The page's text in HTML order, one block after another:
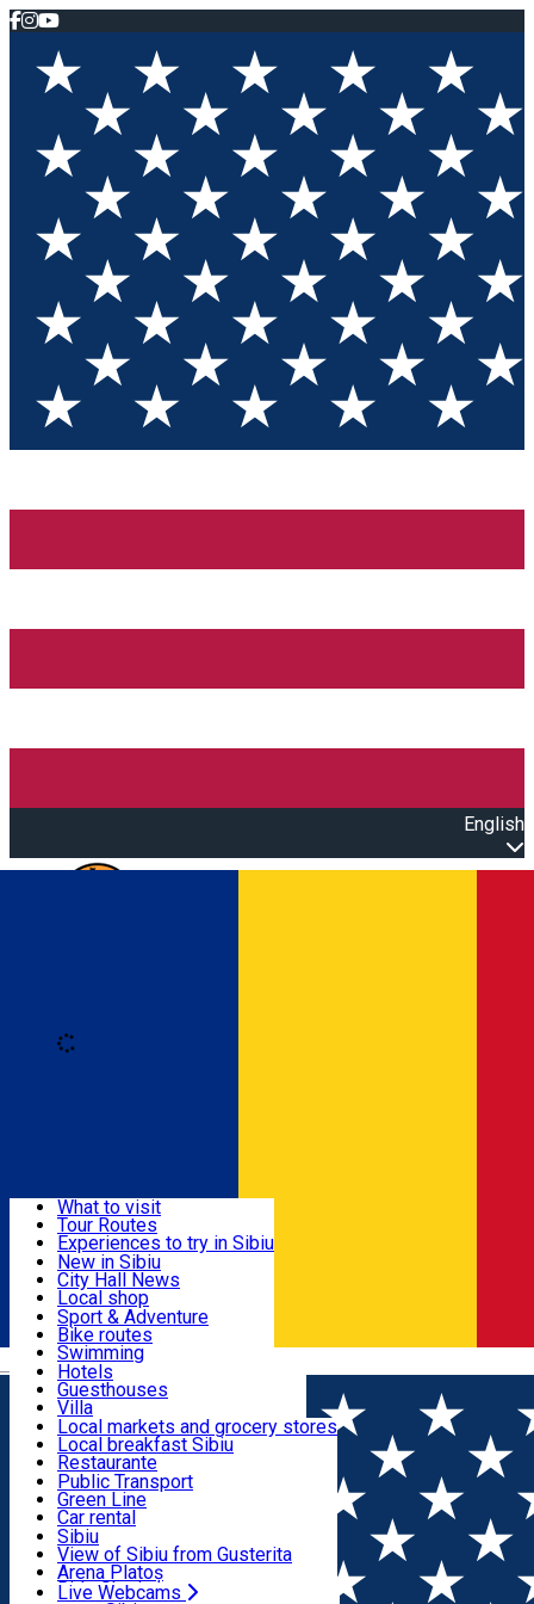
English
Română
Useful info
Activities & Adventure
Accommodation
Food, Drinks & Nightlife
Transport & Parking
Live Webcams
What to visit
Tour Routes
Experiences to try in Sibiu
Podcast
Culture
Museums
Churches
Parks, Zoo
County of Sibiu
New in Sibiu
City Hall News
Local shop
Sibiu artisans
Sibiul Verde
Public services
Education
How do I get to Sibiu
Tourist Info
Tour Guides
Guided tours
Publicații locale
Beauty salons
Sport & Adventure
Bike routes
Swimming
Riding
Indoor activities
Loc de joacă indoor
Loc de joacă outdoor
Ski
Ice skating
Yoga
Hotels
Guesthouses
Villa
Hostels
Motel
Camping
Renting rooms
Rooms for rent
Accommodation outside Sibiu
Local markets and grocery stores
Local breakfast Sibiu
Restaurante
Pizza
Fast Food
Coffee
Sweets
Pub, Bar
Night clubs
Bakeries
Public Transport
Green Line
Car rental
Rent a bike
Scooter rentals
Taxi
Ride Sharing
Sibiu
View of Sibiu from Gusterita
Arena Platoș
Live Webcams